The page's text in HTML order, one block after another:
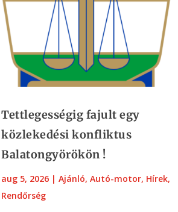
Tettlegességig fajult egy
közlekedési konfliktus
Balatongyörökön !
aug 5, 2026 | Ajánló, Autó-motor, Hírek,
Rendőrség